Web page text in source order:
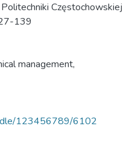
Częstochowskiej
139
management,
123456789/6102